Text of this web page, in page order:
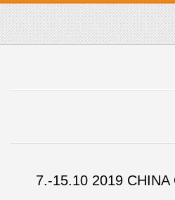
7.-15.10 2019 CHINA